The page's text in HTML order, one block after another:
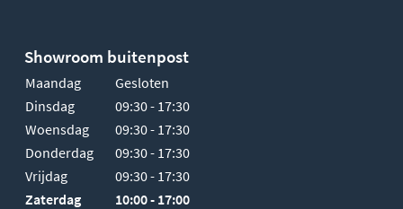
Showroom buitenpost
Maandag
Gesloten
Dinsdag
09:30 - 17:30
Woensdag
09:30 - 17:30
Donderdag
09:30 - 17:30
Vrijdag
09:30 - 17:30
Zaterdag
10:00 - 17:00